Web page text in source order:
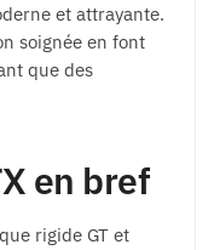
et attrayante.
soignée en font
que des
en bref
rigide GT et